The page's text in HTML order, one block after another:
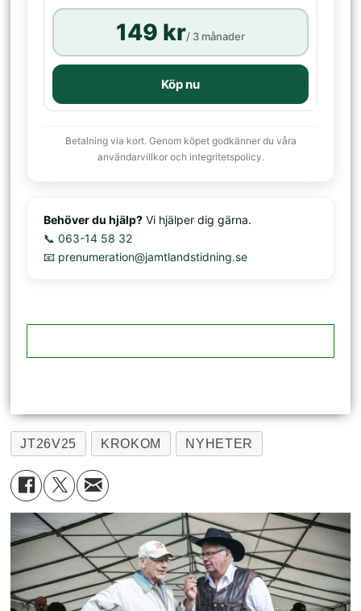
149 kr/ 3 månader
Köp nu
Betalning via kort. Genom köpet godkänner du våra
användarvillkor och integritetspolicy.
Behöver du hjälp? Vi hjälper dig gärna.
📞 063-14 58 32
📧 prenumeration@jamtlandstidning.se
JT26V25 KROKOM NYHETER